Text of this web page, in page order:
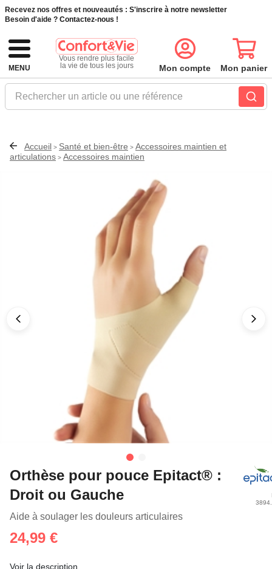
Recevez nos offres et nouveautés : S'inscrire à notre newsletter
Besoin d'aide ? Contactez-nous !
MENU
Vous rendre plus facile
la vie de tous les jours
Rechercher un article ou une référence
Mon compte Mon panier
Accueil > Santé et bien-être > Accessoires maintien et
articulations > Accessoires maintien
Orthèse pour pouce Epitact® :
Droit ou Gauche
Aide à soulager les douleurs articulaires
24,99 €
Voir la description